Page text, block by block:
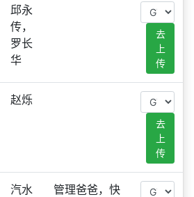
邱永
传，
罗长
华
去
上
传
赵烁
去
上
传
汽水
管理爸爸，快